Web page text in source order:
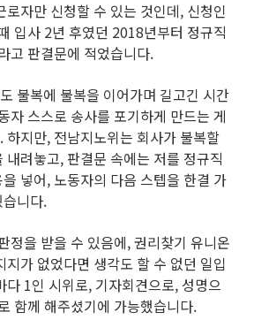
로자만 신청할 수 있는 것인데, 신청인
입사 2년 후였던 2018년부터 정규직
고 판결문에 적었습니다.
불복에 불복을 이어가며 길고긴 시간
자 스스로 송사를 포기하게 만드는 게
하지만, 전남지노위는 회사가 불복할
내려놓고, 판결문 속에는 저를 정규직
넣어, 노동자의 다음 스텝을 한결 가
니다.
정을 받을 수 있음에, 권리찾기 유니온
지가 없었다면 생각도 할 수 없던 일입
다 1인 시위로, 기자회견으로, 성명으
함께 해주셨기에 가능했습니다.